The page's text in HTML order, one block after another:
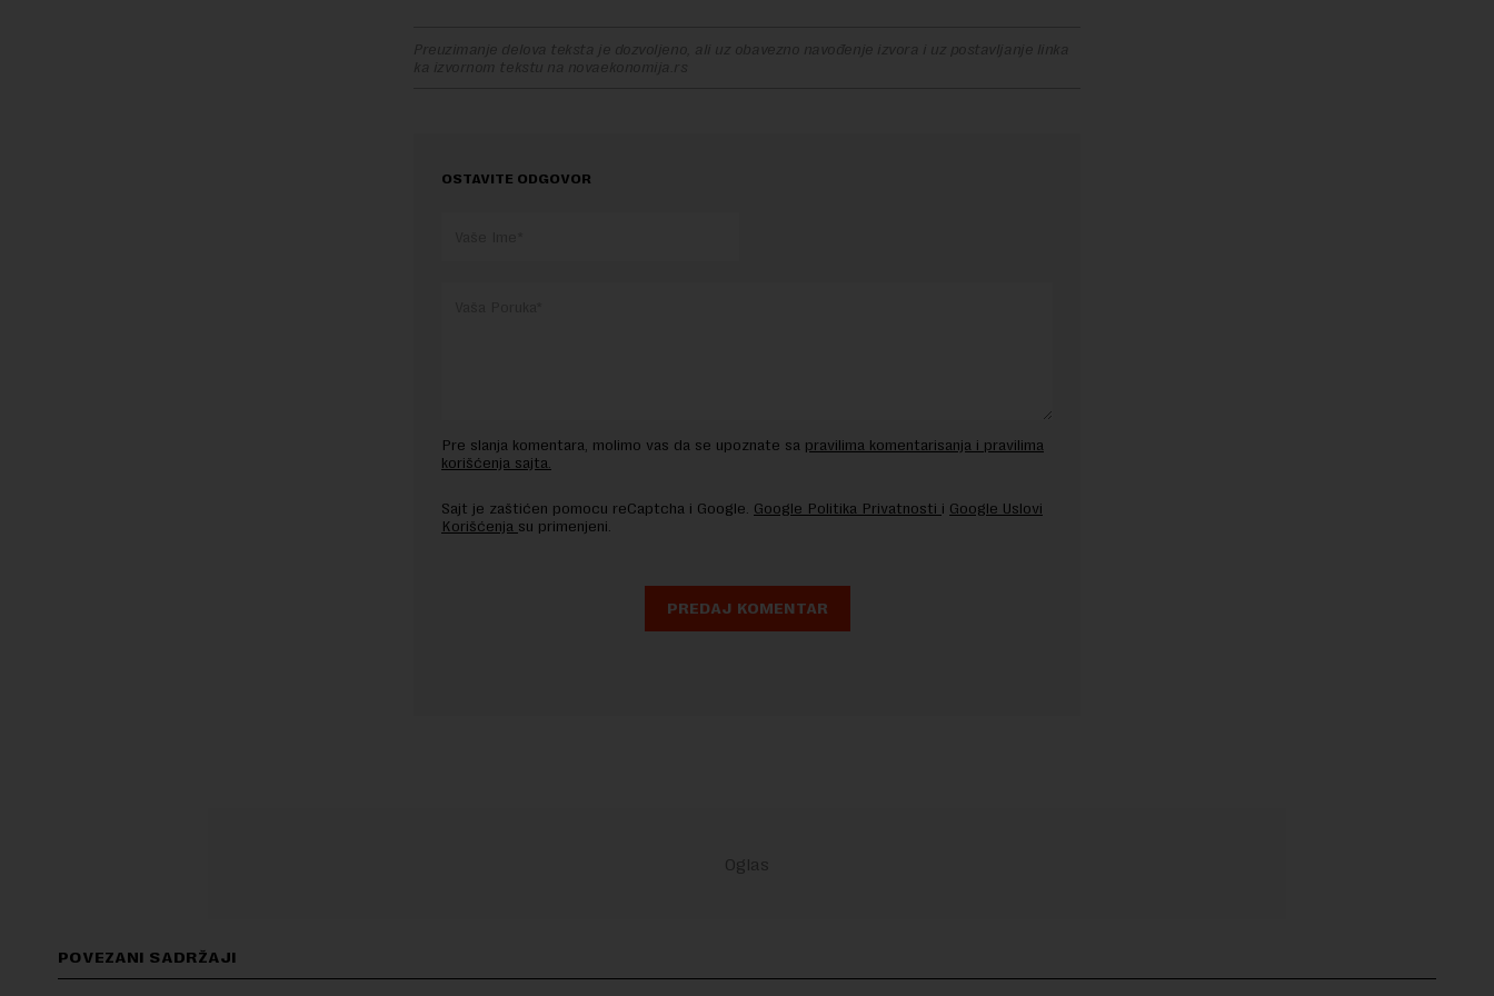
Preuzimanje delova teksta je dozvoljeno, ali uz obavezno navođenje izvora i uz postavljanje linka
ka izvornom tekstu na novaekonomija.rs
OSTAVITE ODGOVOR
Pre slanja komentara, molimo vas da se upoznate sa pravilima komentarisanja i pravilima
korišćenja sajta.
Sajt je zaštićen pomocu reCaptcha i Google. Google Politika Privatnosti i Google Uslovi
Korišćenja su primenjeni.
POVEZANI SADRŽAJI